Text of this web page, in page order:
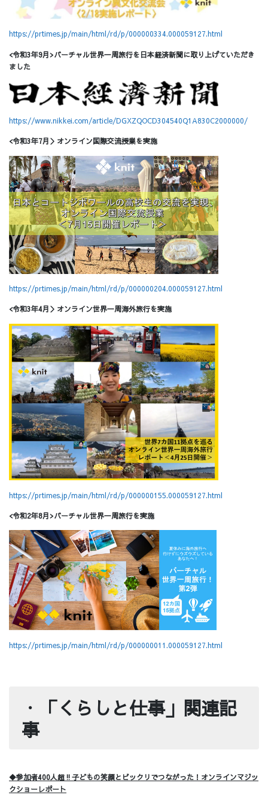
https://prtimes.jp/main/html/rd/p/000000334.000059127.html
<令和3年9月>バーチャル世界一周旅行を日本経済新聞に取り上げていただき
ました
https://www.nikkei.com/article/DGXZQOCD304540Q1A830C2000000/
<令和3年7月＞オンライン国際交流授業を実施
https://prtimes.jp/main/html/rd/p/000000204.000059127.html
<令和3年4月＞オンライン世界一周海外旅行を実施
https://prtimes.jp/main/html/rd/p/000000155.000059127.html
<令和2年8月>バーチャル世界一周旅行を実施
https://prtimes.jp/main/html/rd/p/000000011.000059127.html
・
「くらしと仕事」関連記
事
◆参加者400人超‼子どもの笑顔とビックリでつながった！オンラインマジッ
クショーレポート